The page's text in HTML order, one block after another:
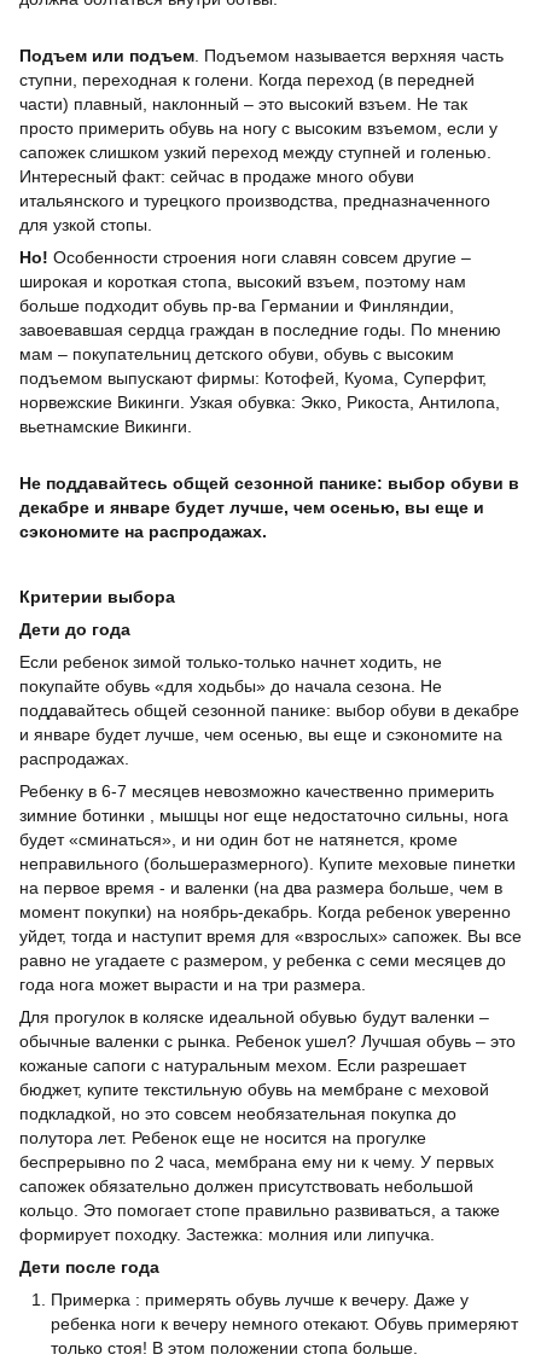
Подъем или подъем. Подъемом называется верхняя часть
ступни, переходная к голени. Когда переход (в передней
части) плавный, наклонный – это высокий взъем. Не так
просто примерить обувь на ногу с высоким взъемом, если у
сапожек слишком узкий переход между ступней и голенью.
Интересный факт: сейчас в продаже много обуви
итальянского и турецкого производства, предназначенного
для узкой стопы.
Но! Особенности строения ноги славян совсем другие –
широкая и короткая стопа, высокий взъем, поэтому нам
больше подходит обувь пр-ва Германии и Финляндии,
завоевавшая сердца граждан в последние годы. По мнению
мам – покупательниц детского обуви, обувь с высоким
подъемом выпускают фирмы: Котофей, Куома, Суперфит,
норвежские Викинги. Узкая обувка: Экко, Рикоста, Антилопа,
вьетнамские Викинги.
Не поддавайтесь общей сезонной панике: выбор обуви в
декабре и январе будет лучше, чем осенью, вы еще и
сэкономите на распродажах.
Критерии выбора
Дети до года
Если ребенок зимой только-только начнет ходить, не
покупайте обувь «для ходьбы» до начала сезона. Не
поддавайтесь общей сезонной панике: выбор обуви в декабре
и январе будет лучше, чем осенью, вы еще и сэкономите на
распродажах.
Ребенку в 6-7 месяцев невозможно качественно примерить
зимние ботинки , мышцы ног еще недостаточно сильны, нога
будет «сминаться», и ни один бот не натянется, кроме
неправильного (большеразмерного). Купите меховые пинетки
на первое время - и валенки (на два размера больше, чем в
момент покупки) на ноябрь-декабрь. Когда ребенок уверенно
уйдет, тогда и наступит время для «взрослых» сапожек. Вы все
равно не угадаете с размером, у ребенка с семи месяцев до
года нога может вырасти и на три размера.
Для прогулок в коляске идеальной обувью будут валенки –
обычные валенки с рынка. Ребенок ушел? Лучшая обувь – это
кожаные сапоги с натуральным мехом. Если разрешает
бюджет, купите текстильную обувь на мембране с меховой
подкладкой, но это совсем необязательная покупка до
полутора лет. Ребенок еще не носится на прогулке
беспрерывно по 2 часа, мембрана ему ни к чему. У первых
сапожек обязательно должен присутствовать небольшой
кольцо. Это помогает стопе правильно развиваться, а также
формирует походку. Застежка: молния или липучка.
Дети после года
Примерка : примерять обувь лучше к вечеру. Даже у
ребенка ноги к вечеру немного отекают. Обувь примеряют
только стоя! В этом положении стопа больше.